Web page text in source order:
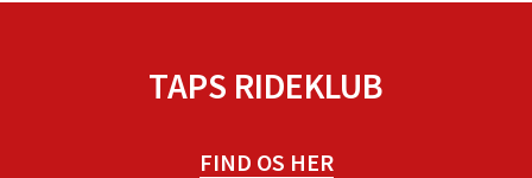
TAPS RIDEKLUB
FIND OS HER